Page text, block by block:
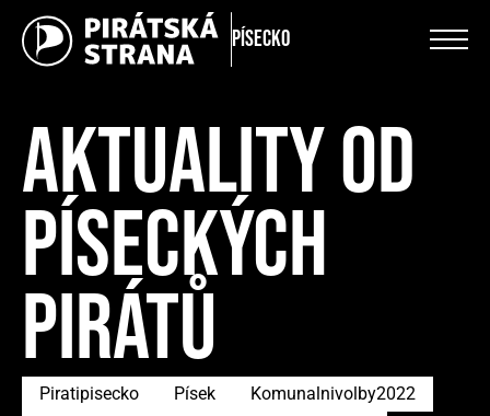
Písecko
AKTUALITY OD
PÍSECKÝCH
PIRÁTŮ
Piratipisecko Písek
Komunalnivolby2022